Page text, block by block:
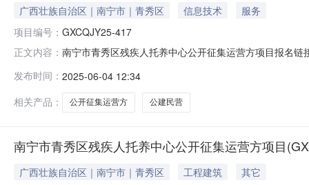
广西壮族自治区｜南宁市｜青秀区 信息技术
服务
项目编号： GXCQJY25-417
正文内容： 南宁市青秀区残疾人托养中心公开征集运营方项目报名
标文件递交地址广西南宁市良庆区玉洞大道33号（市青
发布时间： 2025-06-04 12:34
相关产品：
公开征集运营方 公建民营
南宁市青秀区残疾人托养中心公开征集运营方项目
广西壮族自治区｜南宁市｜青秀区 工程建筑
其它